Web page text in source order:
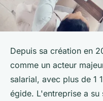
Depuis sa création en
comme un acteur
salarial, avec plus de 1
égide. L'entreprise a su